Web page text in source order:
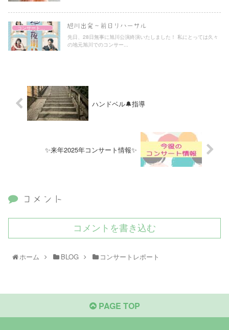
コンサートレポート 旭川出発〜前日リハーサル
先日、28日無事に旭川公演終演いたしました！ 私にとっては久々
の地元旭川でのコンサー...
ハンドベル🔔指導
✨来年2025年コンサート情報✨
コメント
コメントを書き込む
ホーム BLOG コンサートレポート
PAGE TOP